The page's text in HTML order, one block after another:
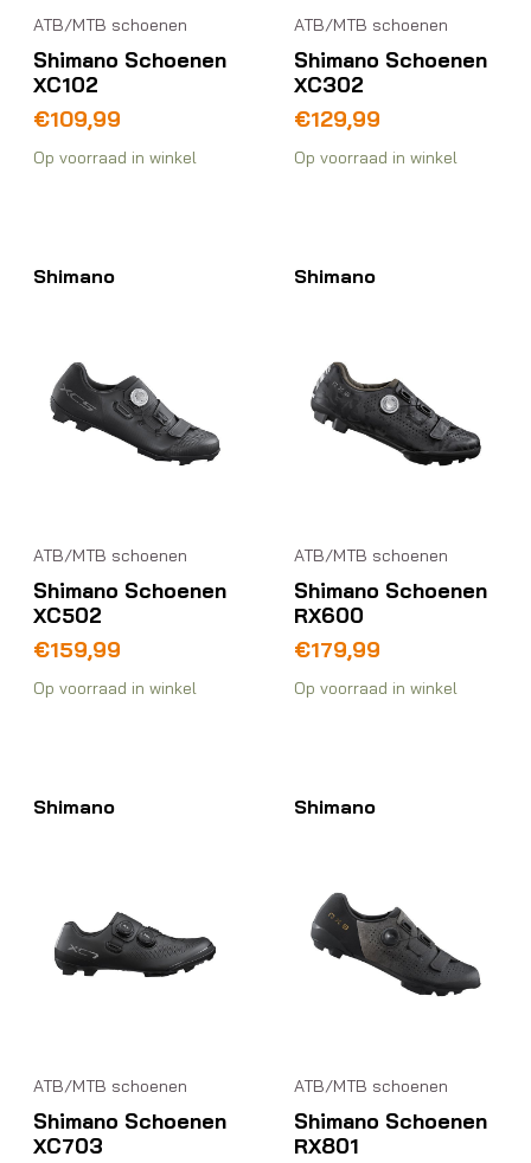
ATB/MTB schoenen
Shimano Schoenen
XC102
€109,99
Op voorraad in winkel
ATB/MTB schoenen
Shimano Schoenen
XC302
€129,99
Op voorraad in winkel
Shimano
ATB/MTB schoenen
Shimano Schoenen
XC502
€159,99
Op voorraad in winkel
Shimano
ATB/MTB schoenen
Shimano Schoenen
RX600
€179,99
Op voorraad in winkel
Shimano
ATB/MTB schoenen
Shimano Schoenen
XC703
Shimano
ATB/MTB schoenen
Shimano Schoenen
RX801